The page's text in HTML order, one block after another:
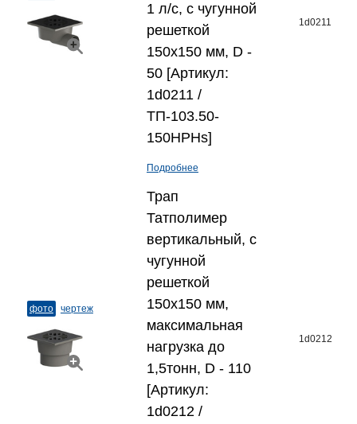
1 л/с, с чугунной
решеткой
150x150 мм, D -
50 [Артикул:
1d0211 /
ТП-103.50-
150HPHs]
Подробнее
1d0211
фото чертеж
Трап
Татполимер
вертикальный, с
чугунной
решеткой
150x150 мм,
максимальная
нагрузка до
1,5тонн, D - 110
[Артикул:
1d0212 /
1d0212